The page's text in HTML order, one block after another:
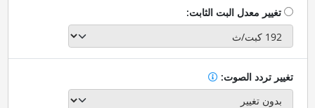
تغيير معدل البت الثابت:
تغيير تردد الصوت: